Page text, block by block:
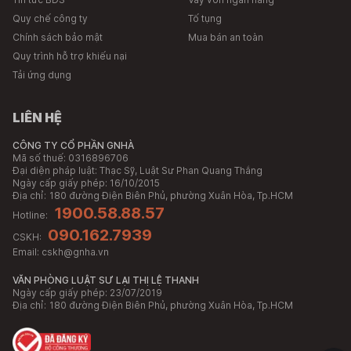
Quy chế công ty
Chính sách bảo mật
Quy trình hỗ trợ khiếu nại
Tải ứng dụng
Tố tụng
Mua bán an toàn
LIÊN HỆ
CÔNG TY CỔ PHẦN GNHÀ
Mã số thuế: 0316896706
Đại diện pháp luật: Thạc Sỹ, Luật Sư Phan Quang Thắng
Ngày cấp giấy phép: 16/10/2015
Địa chỉ: 180 đường Điện Biên Phủ, phường Xuân Hòa, Tp.HCM
Hotline:
1900.58.88.57
CSKH: 090.162.7939
Email: cskh@gnha.vn
VĂN PHÒNG LUẬT SƯ LẠI THỊ LỆ THANH
Ngày cấp giấy phép: 23/07/2019
Địa chỉ: 180 đường Điện Biên Phủ, phường Xuân Hòa, Tp.HCM